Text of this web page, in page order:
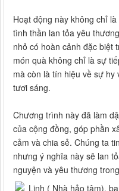
Hoạt động này không chỉ
tình thần lan tỏa yêu
nhỏ có hoàn cảnh đặc biệt
món quà không chỉ là sự
mà còn là tín hiệu về sự
tươi sáng.
Chương trình này đã làm
của cộng đồng, góp phần
cảm và chia sẻ. Chúng ta
nhưng ý nghĩa này sẽ lan
nguyện và yêu thương